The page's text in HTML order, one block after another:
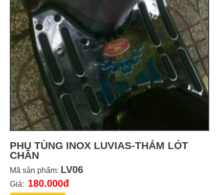
PHỤ TÙNG INOX LUVIAS-THẢM LÓT
CHÂN
Mã sản phẩm: LV06
Giá: 180.000đ